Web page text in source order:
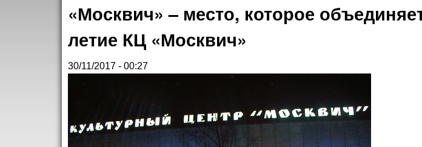
«Москвич» – место, которое
летие КЦ «Москвич»
30/11/2017 - 00:27